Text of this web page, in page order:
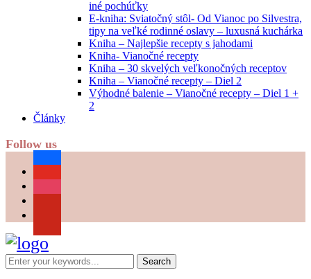
iné pochúťky
E-kniha: Sviatočný stôl- Od Vianoc po Silvestra,
tipy na veľké rodinné oslavy – luxusná kuchárka
Kniha – Najlepšie recepty s jahodami
Kniha- Vianočné recepty
Kniha – 30 skvelých veľkonočných receptov
Kniha – Vianočné recepty – Diel 2
Výhodné balenie – Vianočné recepty – Diel 1 +
2
Články
Follow us